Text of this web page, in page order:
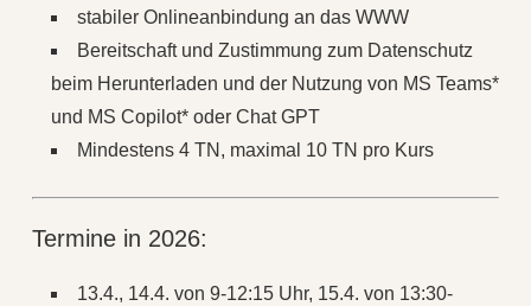
stabiler Onlineanbindung an das WWW
Bereitschaft und Zustimmung zum Datenschutz
beim Herunterladen und der Nutzung von MS Teams*
und MS Copilot* oder Chat GPT
Mindestens 4 TN, maximal 10 TN pro Kurs
Termine in 2026:
13.4., 14.4. von 9-12:15 Uhr, 15.4. von 13:30-